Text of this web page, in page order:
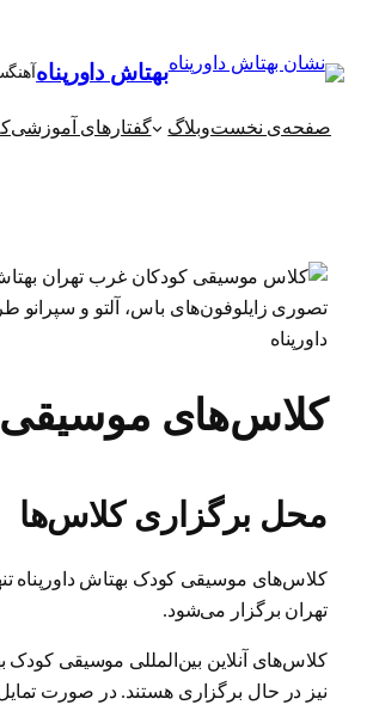
محتوا
بهتاش داورپناه
صفحه‌ی نخستوبلاگ گفتارهای آموزشی
کلاس‌های
محل برگزاری کلاس‌ها
کلاس‌های موسیقی کودک بهتاش داورپناه
تهران برگزار می‌شود.
کلاس‌های آنلاین بین‌المللی موسیقی کودک
نیز در حال برگزاری هستند. در صورت